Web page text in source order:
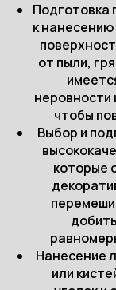
Подготовка
к
от пыли,
неровности
чтобы
Выбор и
которые
Нанесение
или